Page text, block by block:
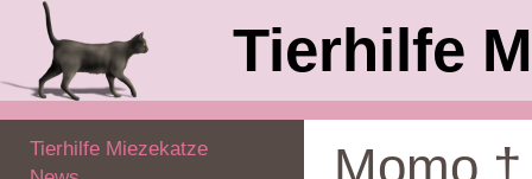
Tierhilfe
Tierhilfe Miezekatze
Momo †